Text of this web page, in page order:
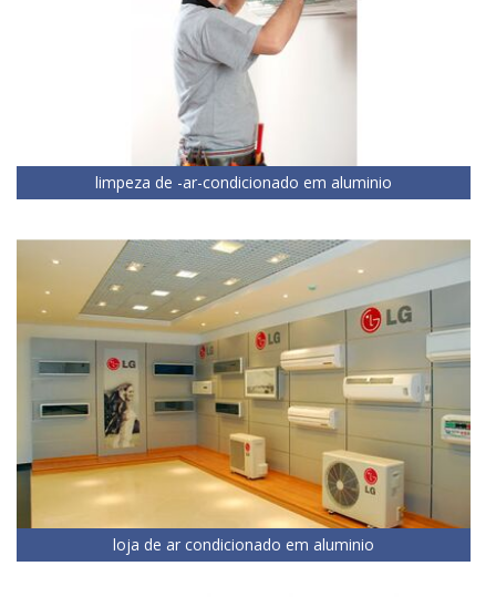
limpeza de -ar-condicionado em aluminio
loja de ar condicionado em aluminio